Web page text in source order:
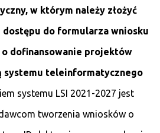
w którym należy złożyć
dostępu do formularza wniosku
dofinansowanie projektów
systemu teleinformatycznego
systemu LSI 2021-2027 jest
tworzenia wniosków o